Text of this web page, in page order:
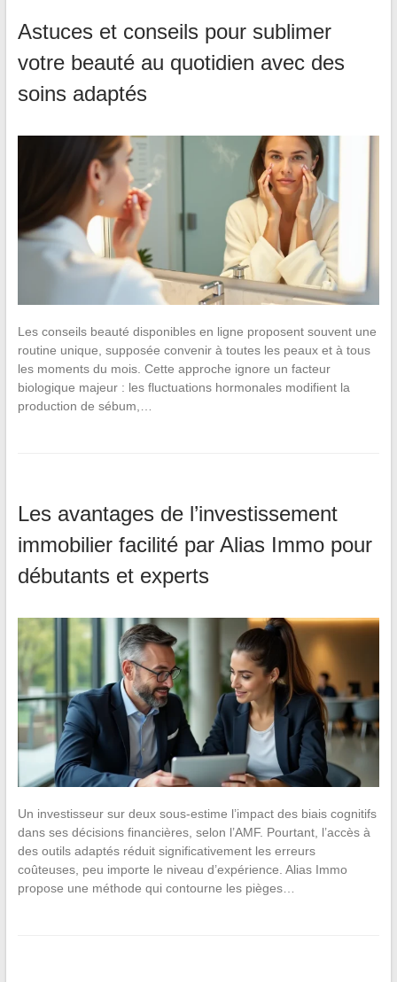
Astuces et conseils pour sublimer
votre beauté au quotidien avec des
soins adaptés
Les conseils beauté disponibles en ligne proposent souvent une
routine unique, supposée convenir à toutes les peaux et à tous
les moments du mois. Cette approche ignore un facteur
biologique majeur : les fluctuations hormonales modifient la
production de sébum,…
Les avantages de l’investissement
immobilier facilité par Alias Immo pour
débutants et experts
Un investisseur sur deux sous-estime l’impact des biais cognitifs
dans ses décisions financières, selon l’AMF. Pourtant, l’accès à
des outils adaptés réduit significativement les erreurs
coûteuses, peu importe le niveau d’expérience. Alias Immo
propose une méthode qui contourne les pièges…